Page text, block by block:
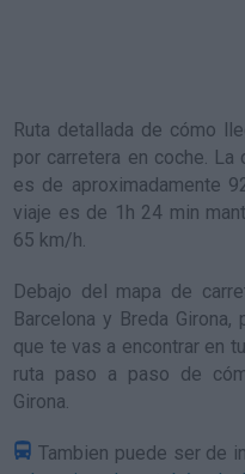
Ruta detallada de cómo
por carretera en coche.
es de aproximadamente
viaje es de 1h 24 min
65 km/h.
Debajo del mapa de
Barcelona y Breda
que te vas a encontrar en
ruta paso a paso de
Girona.
Tambien puede ser de